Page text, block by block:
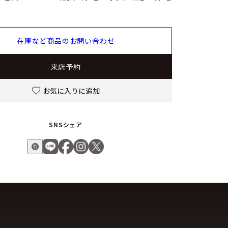
在庫など商品のお問い合わせ
来店予約
お気に入りに追加
SNSシェア